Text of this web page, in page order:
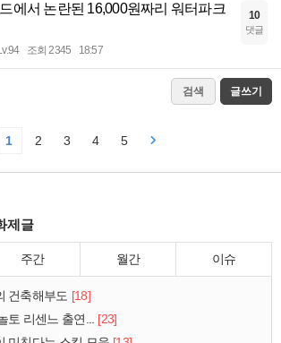
에서 논란된 16,000원짜리 워터파크
조회 2345 18:57
10
댓글
검색 글쓰기
1 2 3 4 5
제글
주간 월간 이슈
건축해부도 [18]
토 리센느 출연... [23]